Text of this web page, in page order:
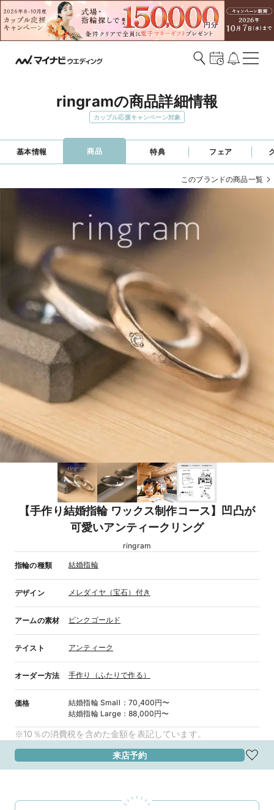
ringramの商品詳細情報
カップル応援キャンペーン対象
基本情報 商品 特典 フェア
このブランドの商品一覧
【手作り結婚指輪 ワックス制作コース】凹凸が
可愛いアンティークリング
ringram
指輪の種類 結婚指輪
デザイン メレダイヤ（宝石）付き
アームの素材 ピンクゴールド
テイスト アンティーク
オーダー方法 手作り（ふたりで作る）
価格 結婚指輪 Small ：70,400円〜
結婚指輪 Large ：88,000円〜
※10％の消費税を含めた金額を表記しています。
来店予約